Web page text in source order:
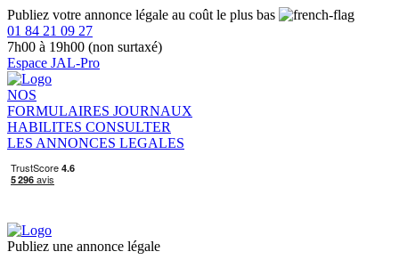
Publiez votre annonce légale au coût le plus bas
01 84 21 09 27
7h00 à 19h00 (non surtaxé)
Espace JAL-Pro
NOS
FORMULAIRES JOURNAUX
HABILITES CONSULTER
LES ANNONCES LEGALES
Publiez une annonce légale